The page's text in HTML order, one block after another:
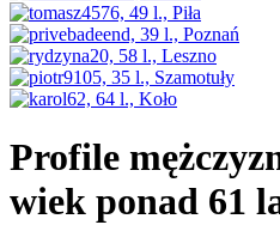
Profile
wiek ponad 61